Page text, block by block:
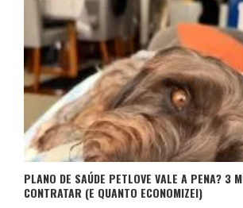
PLANO DE SAÚDE PETLOVE VALE A PENA? 3
CONTRATAR (E QUANTO ECONOMIZEI)